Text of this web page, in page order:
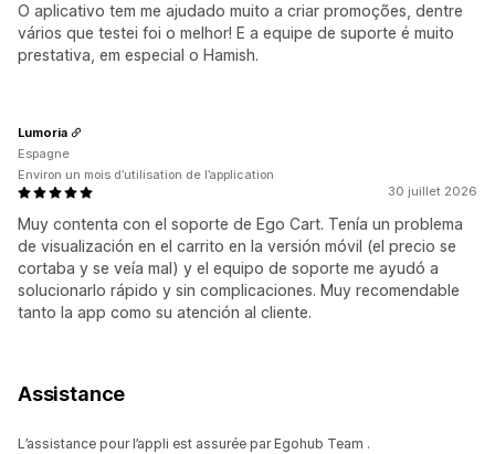
O aplicativo tem me ajudado muito a criar promoções, dentre
vários que testei foi o melhor! E a equipe de suporte é muito
prestativa, em especial o Hamish.
30 juillet 2026
Muy contenta con el soporte de Ego Cart. Tenía un problema
de visualización en el carrito en la versión móvil (el precio se
cortaba y se veía mal) y el equipo de soporte me ayudó a
solucionarlo rápido y sin complicaciones. Muy recomendable
tanto la app como su atención al cliente.
Lumoria
Espagne
Environ un mois d’utilisation de l’application
Assistance
L’assistance pour l’appli est assurée par Egohub Team .